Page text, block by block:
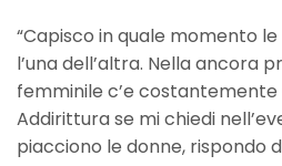
“Capisco in quale momento
l’una dell’altra. Nella ancora
femminile c’e costantemente
Addirittura se mi chiedi
piacciono le donne, rispondo